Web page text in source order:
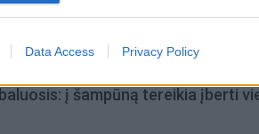
Data Access Privacy Policy
numatė katastrofišką karo
į šampūną tereikia įberti